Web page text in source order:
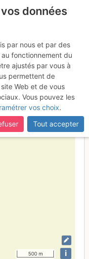
: Le
de
500 m i
données
par nous et par des
fonctionnement du
ajustés par vous à
permettent de
Web et de vous
Vous pouvez les
vos choix.
Tout accepter